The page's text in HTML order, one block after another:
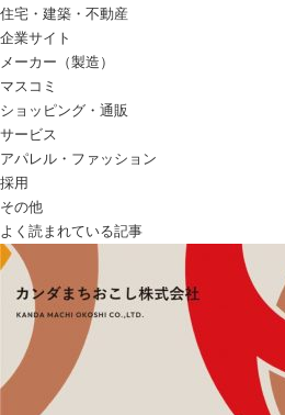
住宅・建築・不動産
企業サイト
メーカー（製造）
マスコミ
ショッピング・通販
サービス
アパレル・ファッション
採用
その他
よく読まれている記事